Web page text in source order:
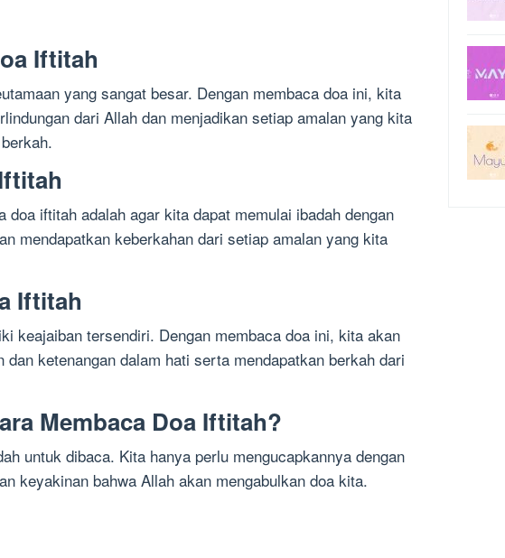
Iftitah
yang sangat besar. Dengan membaca doa ini, kita
dari Allah dan menjadikan setiap amalan yang kita
doa iftitah adalah agar kita dapat memulai ibadah dengan
mendapatkan keberkahan dari setiap amalan yang kita
Iftitah
keajaiban tersendiri. Dengan membaca doa ini, kita akan
dan ketenangan dalam hati serta mendapatkan berkah dari
Membaca Doa Iftitah?
untuk dibaca. Kita hanya perlu mengucapkannya dengan
keyakinan bahwa Allah akan mengabulkan doa kita.